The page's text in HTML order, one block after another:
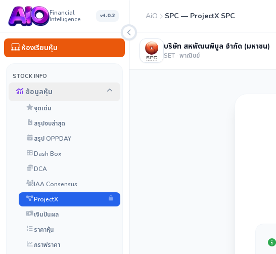
Financial
Intelligence
v4.0.2
ห้องเรียนหุ้น
STOCK INFO
ข้อมูลหุ้น
จุดเด่น
สรุปงบล่าสุด
สรุป OPPDAY
Dash Box
DCA
IAA Consensus
ProjectX
เงินปันผล
ราคาหุ้น
กราฟราคา
AiO SPC — ProjectX SPC
บริษัท สหพัฒนพิบูล จำกัด (มหาชน)
SET · พาณิชย์